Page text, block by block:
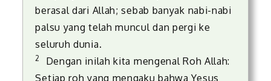
berasal dari Allah; sebab banyak nabi-nabi
palsu yang telah muncul dan pergi ke
seluruh dunia.
2
Dengan inilah kita mengenal Roh Allah:
Setiap roh yang mengaku bahwa Yesus